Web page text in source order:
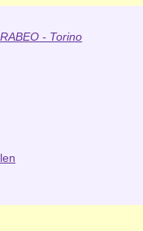
- Torino